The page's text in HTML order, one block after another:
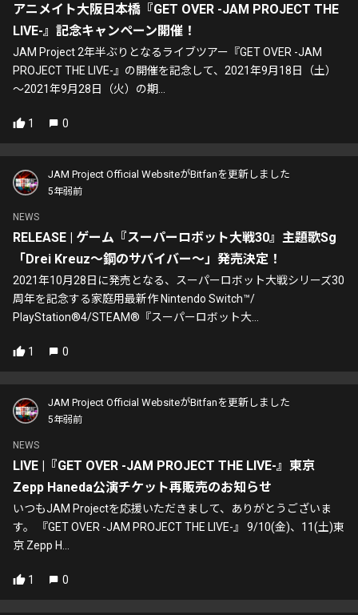
アニメイト大阪日本橋『GET OVER -JAM PROJECT THE
LIVE-』記念キャンペーン開催！
JAM Project 2年半ぶりとなるライブツアー『GET OVER -JAM
PROJECT THE LIVE-』の開催を記念して、2021年9月18日（土）
～2021年9月28日（火）の期...
1 0
JAM Project Official WebsiteがBitfanを更新しました
5年弱前
NEWS
RELEASE | ゲーム『スーパーロボット大戦30』主題歌Sg
「Drei Kreuz〜鋼のサバイバー〜」発売決定！
2021年10月28日に発売となる、スーパーロボット大戦シリーズ30
周年を記念する家庭用最新作 Nintendo Switch™/
PlayStation®4/STEAM®『スーパーロボット大...
1 0
JAM Project Official WebsiteがBitfanを更新しました
5年弱前
NEWS
LIVE |『GET OVER -JAM PROJECT THE LIVE-』東京
Zepp Haneda公演チケット再販売のお知らせ
いつもJAM Projectを応援いただきまして、ありがとうございま
す。 『GET OVER -JAM PROJECT THE LIVE-』 9/10(金)、11(土)東
京 Zepp H...
1 0